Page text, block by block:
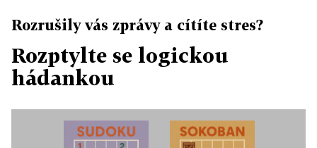
Rozrušily vás zprávy a cítíte stres?
Rozptylte se logickou
hádankou